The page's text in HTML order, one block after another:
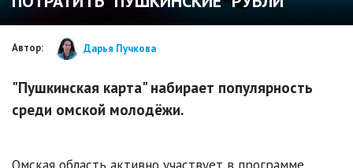
Автор: Дарья Пучкова
"Пушкинская карта" набирает популярность
среди омской молодёжи.